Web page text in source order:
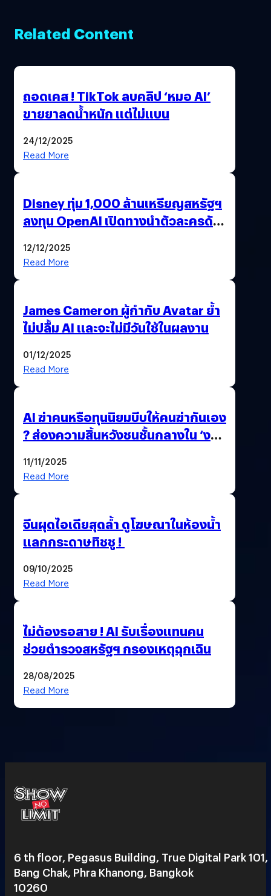
Related Content
ถอดเคส ! TikTok ลบคลิป ‘หมอ AI’
ขายยาลดน้ำหนัก แต่ไม่แบน
24/12/2025
Read More
Disney ทุ่ม 1,000 ล้านเหรียญสหรัฐฯ
ลงทุน OpenAI เปิดทางนำตัวละครดัง
12/12/2025
Read More
James Cameron ผู้กำกับ Avatar ย้ำ
ไม่ปลื้ม AI และจะไม่มีวันใช้ในผลงาน
01/12/2025
Read More
AI ฆ่าคนหรือทุนนิยมบีบให้คนฆ่ากันเอง
? ส่องความสิ้นหวังชนชั้นกลางใน ‘งาน
11/11/2025
Read More
จีนผุดไอเดียสุดล้ำ ดูโฆษณาในห้องน้ำ
แลกกระดาษทิชชู !
09/10/2025
Read More
ไม่ต้องรอสาย ! AI รับเรื่องแทนคน
ช่วยตำรวจสหรัฐฯ กรองเหตุฉุกเฉิน
28/08/2025
Read More
6 th floor, Pegasus Building, True Digital Park 101,
Bang Chak, Phra Khanong, Bangkok
10260